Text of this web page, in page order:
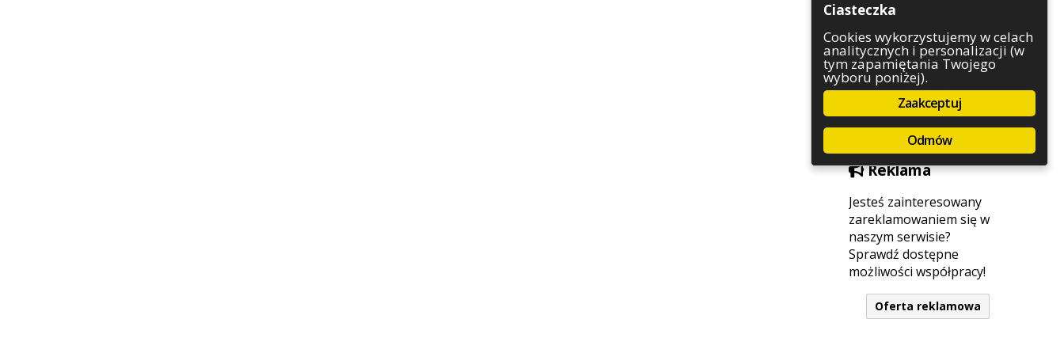
Służby
Sport
Środowisko
Szkolnictwo
Wydarzenia
Zapowiedzi
Zdrowie
Reklama
Jesteś zainteresowany
zareklamowaniem się w
naszym serwisie?
Sprawdź dostępne
możliwości współpracy!
Oferta reklamowa
Ciasteczka
Cookies wykorzystujemy w celach
analitycznych i personalizacji (w
tym zapamiętania Twojego
wyboru poniżej).
Zaakceptuj
Odmów